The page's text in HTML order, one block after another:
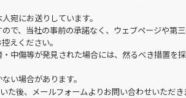
宛にお送りしています。
で、当社の事前の承諾なく、ウェブページや第
えください。
中傷等が発見された場合には、然るべき措置を
い場合があります。
た後、メールフォームよりお問い合わせいただ